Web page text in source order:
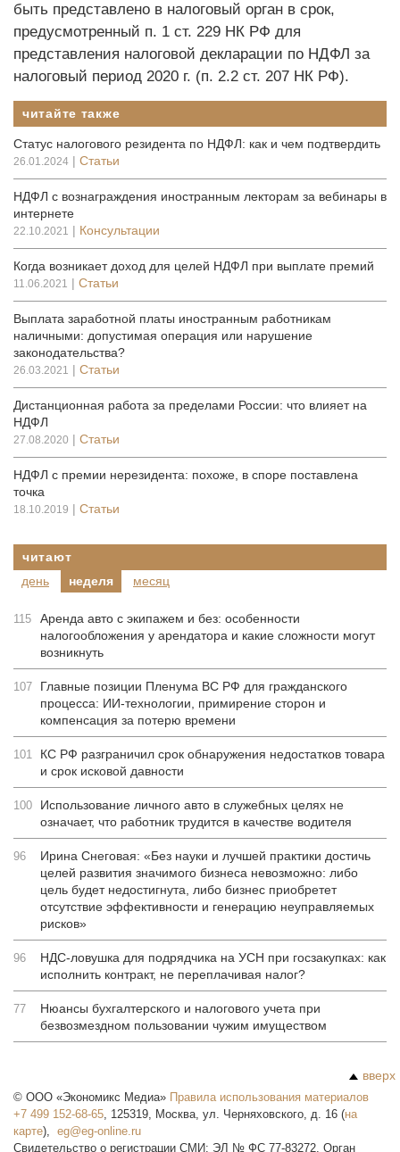
быть представлено в налоговый орган в срок,
предусмотренный п. 1 ст. 229 НК РФ для
представления налоговой декларации по НДФЛ за
налоговый период 2020 г. (п. 2.2 ст. 207 НК РФ).
читайте также
Статус налогового резидента по НДФЛ: как и чем подтвердить
26.01.2024 | Статьи
НДФЛ с вознаграждения иностранным лекторам за вебинары в
интернете
22.10.2021 | Консультации
Когда возникает доход для целей НДФЛ при выплате премий
11.06.2021 | Статьи
Выплата заработной платы иностранным работникам
наличными: допустимая операция или нарушение
законодательства?
26.03.2021 | Статьи
Дистанционная работа за пределами России: что влияет на
НДФЛ
27.08.2020 | Статьи
НДФЛ с премии нерезидента: похоже, в споре поставлена
точка
18.10.2019 | Статьи
читают
день
неделя месяц
115
Аренда авто с экипажем и без: особенности
налогообложения у арендатора и какие сложности могут
возникнуть
107
Главные позиции Пленума ВС РФ для гражданского
процесса: ИИ-технологии, примирение сторон и
компенсация за потерю времени
101
КС РФ разграничил срок обнаружения недостатков товара
и срок исковой давности
100
Использование личного авто в служебных целях не
означает, что работник трудится в качестве водителя
96
Ирина Снеговая: «Без науки и лучшей практики достичь
целей развития значимого бизнеса невозможно: либо
цель будет недостигнута, либо бизнес приобретет
отсутствие эффективности и генерацию неуправляемых
рисков»
96
НДС-ловушка для подрядчика на УСН при госзакупках: как
исполнить контракт, не переплачивая налог?
77
Нюансы бухгалтерского и налогового учета при
безвозмездном пользовании чужим имуществом
вверх
© ООО «Экономикс Медиа» Правила использования материалов
+7 499 152-68-65, 125319, Москва, ул. Черняховского, д. 16 (на
карте),
Свидетельство о регистрации СМИ: ЭЛ № ФС 77-83272. Орган